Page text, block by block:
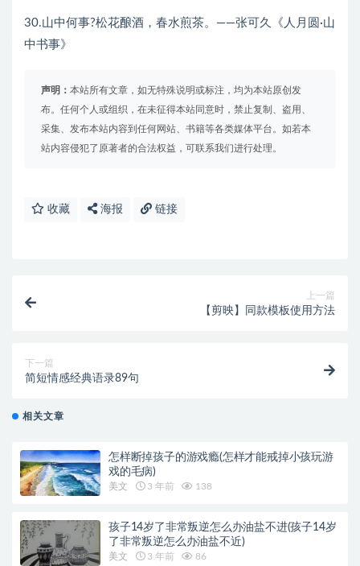
30.山中何事?松花酿酒，春水煎茶。——张可久《人月圆·山
中书事》
声明： 本站所有文章，如无特殊说明或标注，均为本站原创发
布。任何个人或组织，在未征得本站同意时，禁止复制、盗用、
采集、发布本站内容到任何网站、书籍等各类媒体平台。如若本
站内容侵犯了原著者的合法权益，可联系我们进行处理。
收藏 海报 链接
上一篇
【剪映】同款模板使用方法
下一篇
简短情感经典语录89句
相关文章
怎样断掉孩子的游戏瘾(怎样才能戒掉小孩玩游
戏的毛病)
美文 3 年前 138
孩子14岁了非常叛逆怎么办油盐不进(孩子14岁
了非常叛逆怎么办油盐不近)
美文 3 年前 86